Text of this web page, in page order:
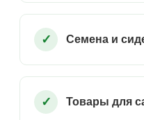
Семена и
Товары для